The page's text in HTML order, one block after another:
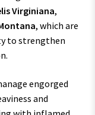
Virginiana,
, which are
to strengthen
engorged
and